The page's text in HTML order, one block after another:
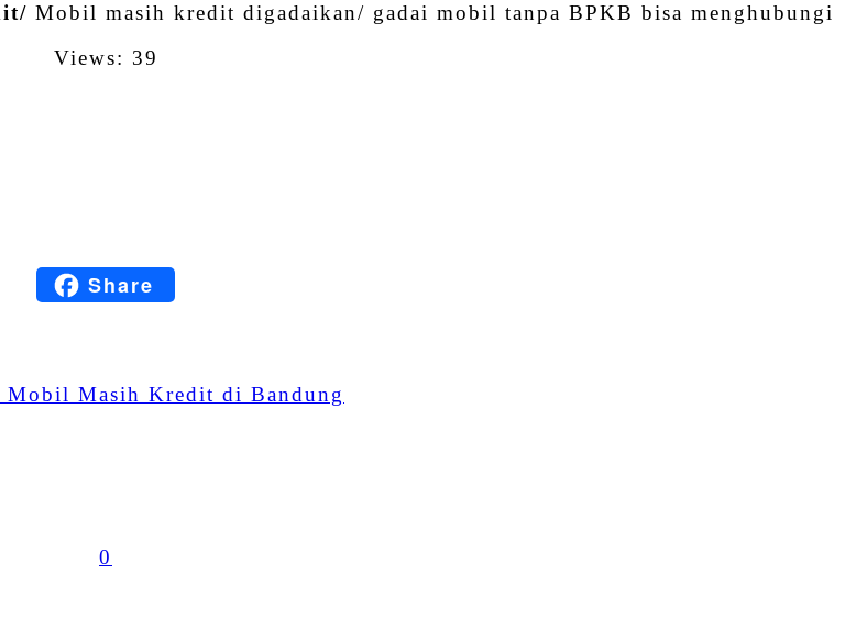
Mobil masih kredit digadaikan/ gadai mobil tanpa BPKB bisa menghubungi
Views: 39
BloggerShare
Share
Mobil Masih Kredit di Bandung
0